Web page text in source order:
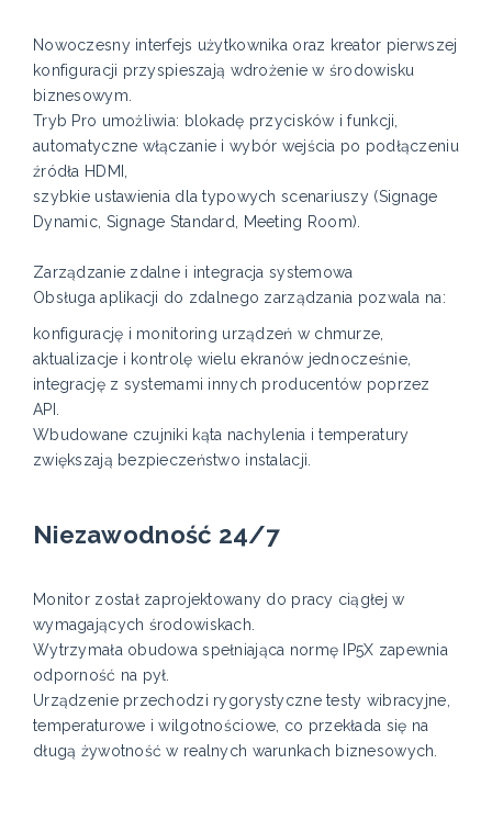
Nowoczesny interfejs użytkownika oraz kreator pierwszej
konfiguracji przyspieszają wdrożenie w środowisku
biznesowym.
Tryb Pro umożliwia: blokadę przycisków i funkcji,
automatyczne włączanie i wybór wejścia po podłączeniu
źródła HDMI,
szybkie ustawienia dla typowych scenariuszy (Signage
Dynamic, Signage Standard, Meeting Room).
Zarządzanie zdalne i integracja systemowa
Obsługa aplikacji do zdalnego zarządzania pozwala na:
konfigurację i monitoring urządzeń w chmurze,
aktualizacje i kontrolę wielu ekranów jednocześnie,
integrację z systemami innych producentów poprzez
API.
Wbudowane czujniki kąta nachylenia i temperatury
zwiększają bezpieczeństwo instalacji.
Niezawodność 24/7
Monitor został zaprojektowany do pracy ciągłej w
wymagających środowiskach.
Wytrzymała obudowa spełniająca normę IP5X zapewnia
odporność na pył.
Urządzenie przechodzi rygorystyczne testy wibracyjne,
temperaturowe i wilgotnościowe, co przekłada się na
długą żywotność w realnych warunkach biznesowych.